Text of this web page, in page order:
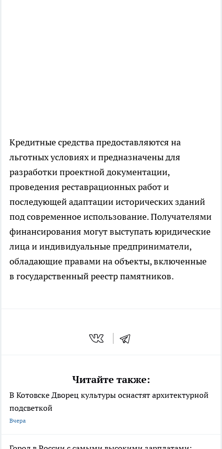
Кредитные средства предоставляются на
льготных условиях и предназначены для
разработки проектной документации,
проведения реставрационных работ и
последующей адаптации исторических зданий
под современное использование. Получателями
финансирования могут выступать юридические
лица и индивидуальные предприниматели,
обладающие правами на объекты, включенные
в государственный реестр памятников.
Читайте также:
В Котовске Дворец культуры оснастят архитектурной
подсветкой
Вчера